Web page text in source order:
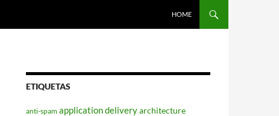
HOME
ETIQUETAS
anti-spam application deliveryarchitecture